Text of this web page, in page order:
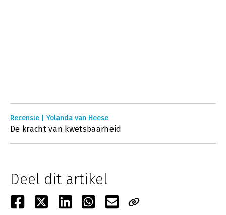
Recensie | Yolanda van Heese
De kracht van kwetsbaarheid
Deel dit artikel